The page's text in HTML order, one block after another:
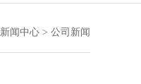
新闻中心 > 公司新闻